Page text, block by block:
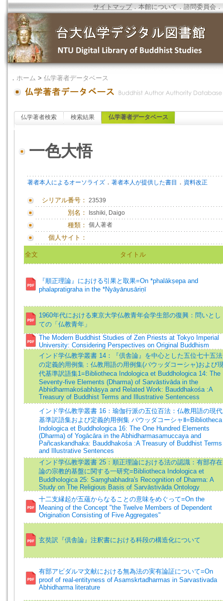
サイトマップ．本館について ．諮問委員会 ．
． ホーム > 仏学著者データベース
仏学著者検索 検索結果 仏学著者データベース
一色大悟
著者本人によるオーソライズ ． 著者本人が提供した書目 ． 資料改正
シリアル番号： 23539
別名： Isshiki, Daigo
種類： 個人著者
個人サイト：
全文 タイトル
『順正理論』における引果と取果=On *phalākṣepa and
phalapratigraha in the *Nyāyānusāriṇī
1960年代における東京大学仏教青年会学生部の復興：問いとし
ての「仏教青年」
The Modern Buddhist Studies of Zen Priests at Tokyo Imperial
University: Considering Perspectives on Original Buddhism
インド学仏教学叢書 14：『倶舎論』を中心とした五位七十五法
の定義的用例集：仏教用語の用例集(バウッダコーシャ)および
代基準訳語集1=Bibliotheca Indologica et Buddhologica 14: The
Seventy-five Elements (Dharma) of Sarvāstivāda in the
Abhidharmakośabhāṣya and Related Work: Bauddhakośa :A
Treasury of Buddhist Terms and Illustrative Sentencess
インド学仏教学叢書 16：瑜伽行派の五位百法：仏教用語の現代
基準訳語集および定義的用例集 バウッダコーシャⅡ=Bibliotheca
Indologica et Buddhologica 16: The One Hundred Elements
(Dharma) of Yogācāra in the Abhidharmasamuccaya and
Pañcaskandhaka: Bauddhakośa :A Treasury of Buddhist Terms
and Illustrative Sentences
インド学仏教学叢書 25：順正理論における法の認識：有部存在
論の宗教的基盤に関する一研究=Bibliotheca Indologica et
Buddhologica 25: Saṃghabhadra's Recognition of Dharma: A
Study on The Religious Basis of Sarvāstivāda Ontology
十二支縁起が五蘊からなることの意味をめぐって=On the
Meaning of the Concept "the Twelve Members of Dependent
Origination Consisting of Five Aggregates"
玄奘訳『倶舎論』注釈書における科段の構造化について
有部アビダルマ文献における無為法の実有論証について=On
proof of real-entityness of Asamskrtadharmas in Sarvastivada
Abhidharma literature